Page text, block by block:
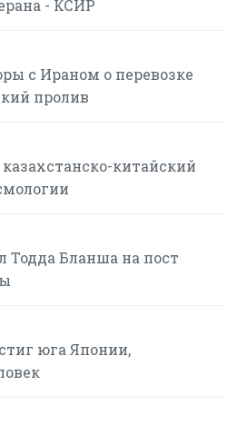
- КСИР
с Ираном о перевозке
пролив
китайский
Бланша на пост
юга Японии,